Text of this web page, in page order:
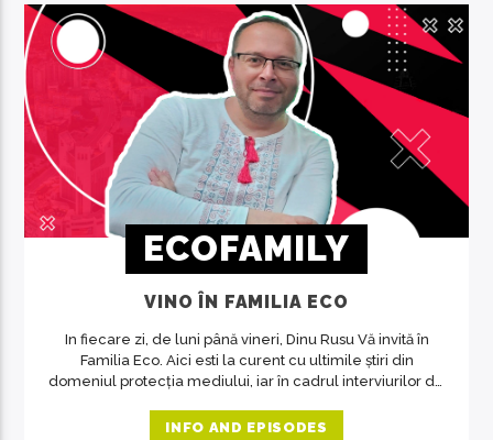
ECOFAMILY
VINO ÎN FAMILIA ECO
In fiecare zi, de luni până vineri, Dinu Rusu Vă invită în
Familia Eco. Aici esti la curent cu ultimile știri din
domeniul protecția mediului, iar în cadrul interviurilor de
familie.
INFO AND EPISODES